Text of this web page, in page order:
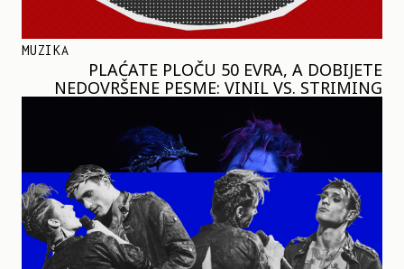
MUZIKA
PLAĆATE PLOČU 50 EVRA, A DOBIJETE
NEDOVRŠENE PESME: VINIL VS. STRIMING